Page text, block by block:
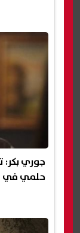
جوري
حلمي في